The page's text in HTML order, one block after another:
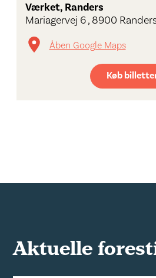
Værket, Randers
Mariagervej 6 , 8900
Åben Google Maps
Køb
Aktuelle